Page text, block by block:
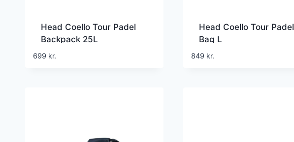
Head Coello Tour Padel
Backpack 25L
699 kr.
Head Coello Tour Padel
Bag L
849 kr.